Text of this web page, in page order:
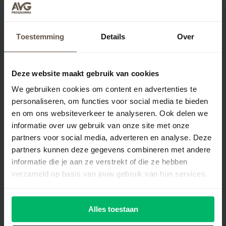
Toestemming Details Over
Deze website maakt gebruik van cookies
We gebruiken cookies om content en advertenties te
personaliseren, om functies voor social media te bieden
en om ons websiteverkeer te analyseren. Ook delen we
informatie over uw gebruik van onze site met onze
partners voor social media, adverteren en analyse. Deze
partners kunnen deze gegevens combineren met andere
informatie die je aan ze verstrekt of die ze hebben
verzameld op basis van jouw gebruik van hun services.
Alles toestaan
Kan ik ook kiezen voor per maand
factureren?
Wat zijn de voordelen van het AVG
OK-vignet?
Kan ik mijn medewerkers ook
betrekken bij AVG-support.nl?
stappenplan heb voltooid?